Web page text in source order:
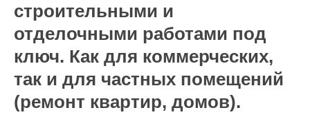
строительными и
отделочными работами под
ключ. Как для коммерческих,
так и для частных помещений
(ремонт квартир, домов).